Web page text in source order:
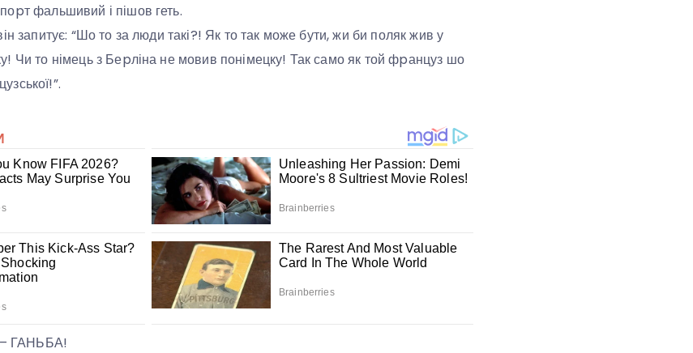
фальшивий і пішов геть.
запитує: “Шо то за люди такі?! Як то так може бути, жи би поляк жив у
Чи то німець з Беpліна не мовив понімецку! Так само як той фpанцуз шо
– ГАНЬБА!